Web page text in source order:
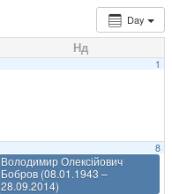
Day
Нд
1
8
Володимир Олексійович
Бобров (08.01.1943 –
28.09.2014)